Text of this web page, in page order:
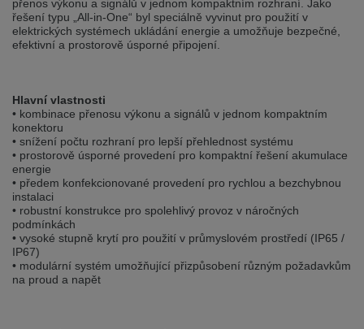
selected one. This website is also available in German. Would you like to
switch to the German version?
Switch to German version Stay on this version
angezeigte bevorzugt. Diese Webseite ist auch auf Deutsch verfügbar.
Möchten Sie zur Deutschen Version wechseln?
Zur deutschen Version wechseln
We have detected, that your browser prefers another language than the
selected one. This website is also available in Czech. Would you like to
switch to the Czech version?
Switch to Czech version
Zdá se, že Váš prohlížeč je v jiném jazyce, než jaký je momentálně používán.
Tato stránka je k dispozici i v češtině. Chcete přepnout na českou verzi?
přenos výkonu a signálů v jednom kompaktním rozhraní. Jako
řešení typu „All-in-One“ byl speciálně vyvinut pro použití v
elektrických systémech ukládání energie a umožňuje bezpečné,
efektivní a prostorově úsporné připojení.
Hlavní vlastnosti
• kombinace přenosu výkonu a signálů v jednom kompaktním
konektoru
• snížení počtu rozhraní pro lepší přehlednost systému
• prostorově úsporné provedení pro kompaktní řešení akumulace
energie
• předem konfekcionované provedení pro rychlou a bezchybnou
instalaci
• robustní konstrukce pro spolehlivý provoz v náročných
podmínkách
• vysoké stupně krytí pro použití v průmyslovém prostředí (IP65 /
IP67)
• modulární systém umožňující přizpůsobení různým požadavkům
na proud a napět